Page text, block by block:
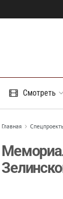
Смотреть
Главная